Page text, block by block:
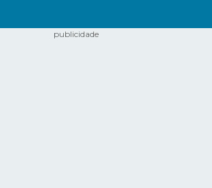
publicidade